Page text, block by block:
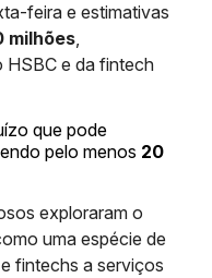
feira e estimativas
milhões,
e da fintech
que pode
pelo menos 20
exploraram o
uma espécie de
fintechs a serviços